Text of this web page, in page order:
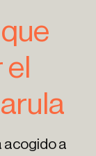
acogido a